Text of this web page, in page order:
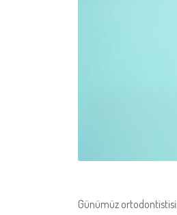
Günümüz